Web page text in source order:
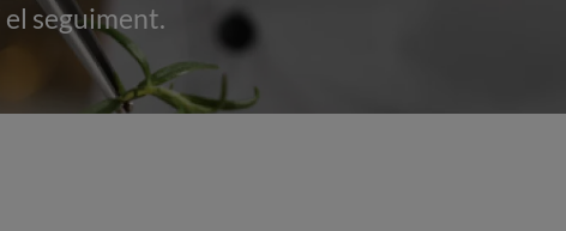
seguiment.